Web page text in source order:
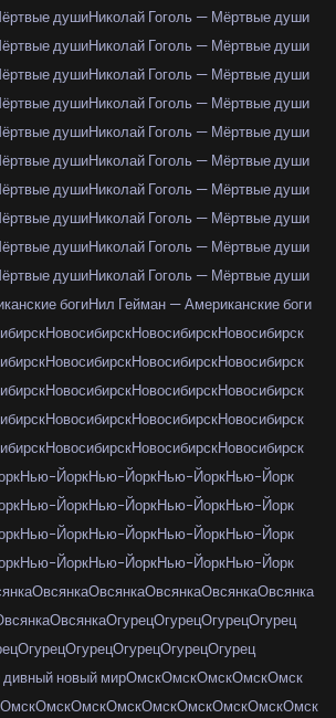
душиНиколай Гоголь — Мёртвые души
душиНиколай Гоголь — Мёртвые души
душиНиколай Гоголь — Мёртвые души
душиНиколай Гоголь — Мёртвые души
душиНиколай Гоголь — Мёртвые души
душиНиколай Гоголь — Мёртвые души
душиНиколай Гоголь — Мёртвые души
душиНиколай Гоголь — Мёртвые души
душиНиколай Гоголь — Мёртвые души
душиНиколай Гоголь — Мёртвые души
богиНил Гейман — Американские боги
НовосибирскНовосибирскНовосибирск
НовосибирскНовосибирскНовосибирск
НовосибирскНовосибирскНовосибирск
НовосибирскНовосибирскНовосибирск
НовосибирскНовосибирскНовосибирск
Нью-ЙоркНью-ЙоркНью-ЙоркНью-Йорк
Нью-ЙоркНью-ЙоркНью-ЙоркНью-Йорк
Нью-ЙоркНью-ЙоркНью-ЙоркНью-Йорк
Нью-ЙоркНью-ЙоркНью-ЙоркНью-Йорк
ОвсянкаОвсянкаОвсянкаОвсянкаОвсянка
ОвсянкаОгурецОгурецОгурецОгурец
ОгурецОгурецОгурецОгурецОгурец
новый мирОмскОмскОмскОмскОмск
ОмскОмскОмскОмскОмскОмскОмскОмскОмск